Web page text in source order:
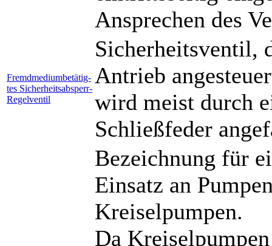
Ansprechen des
Fremdmediumbetätig-
tes Sicherheitsabsperr-
Regelventil
Sicherheitsventil,
Antrieb
wird meist durch
Schließfeder
Bezeichnung für
Einsatz an
Kreiselpumpen.
Da